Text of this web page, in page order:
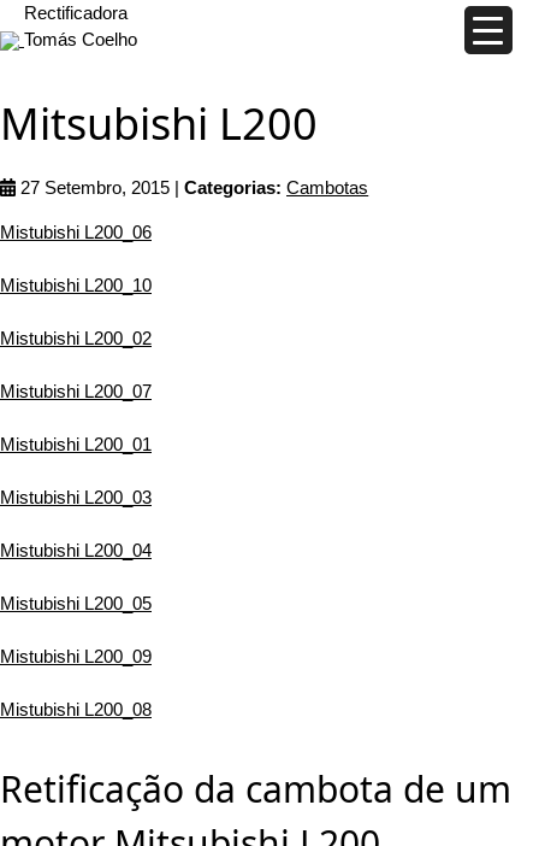
Rectificadora
Tomás Coelho
Mitsubishi L200
27 Setembro, 2015 |Categorias:Cambotas
Mistubishi L200_06
Mistubishi L200_10
Mistubishi L200_02
Mistubishi L200_07
Mistubishi L200_01
Mistubishi L200_03
Mistubishi L200_04
Mistubishi L200_05
Mistubishi L200_09
Mistubishi L200_08
Retificação da cambota de um